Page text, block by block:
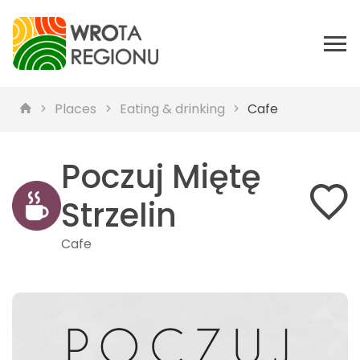
Places Eating & drinking Cafe
Poczuj Miętę
Strzelin
Cafe